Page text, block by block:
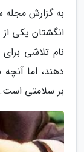
به گزارش مجله
انگشتان یکی
نام تلاشی
دهند، اما
بر سلامتی است.